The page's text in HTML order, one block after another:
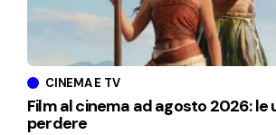
CINEMA E TV
Film al cinema ad agosto 2026: le
perdere